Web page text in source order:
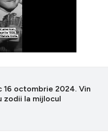
16 octombrie 2024. Vin
zodii la mijlocul